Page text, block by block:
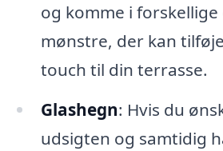
og komme i forskellige
mønstre, der kan
touch til din terrasse.
Glashegn: Hvis du
udsigten og samtidig